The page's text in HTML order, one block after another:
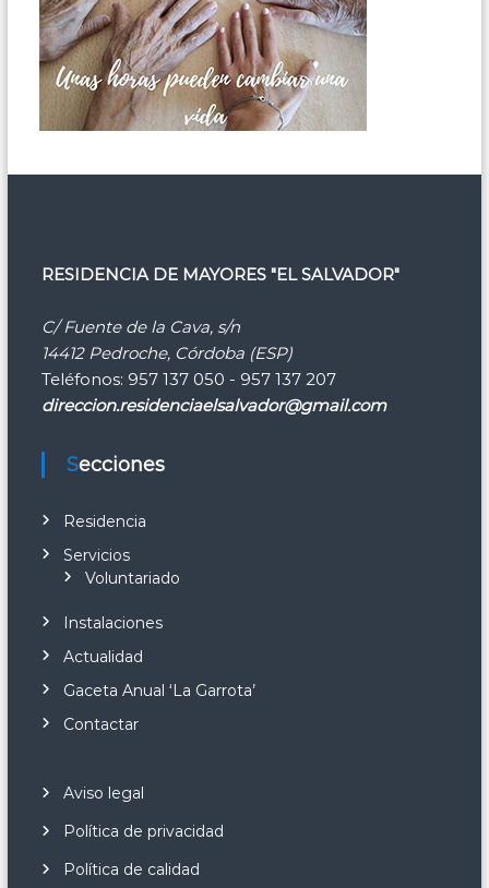
RESIDENCIA DE MAYORES "EL SALVADOR"
C/ Fuente de la Cava, s/n
14412 Pedroche, Córdoba (ESP)
Teléfonos: 957 137 050 - 957 137 207
direccion.residenciaelsalvador@gmail.com
Secciones
Residencia
Servicios
Voluntariado
Instalaciones
Actualidad
Gaceta Anual ‘La Garrota’
Contactar
Aviso legal
Política de privacidad
Política de calidad